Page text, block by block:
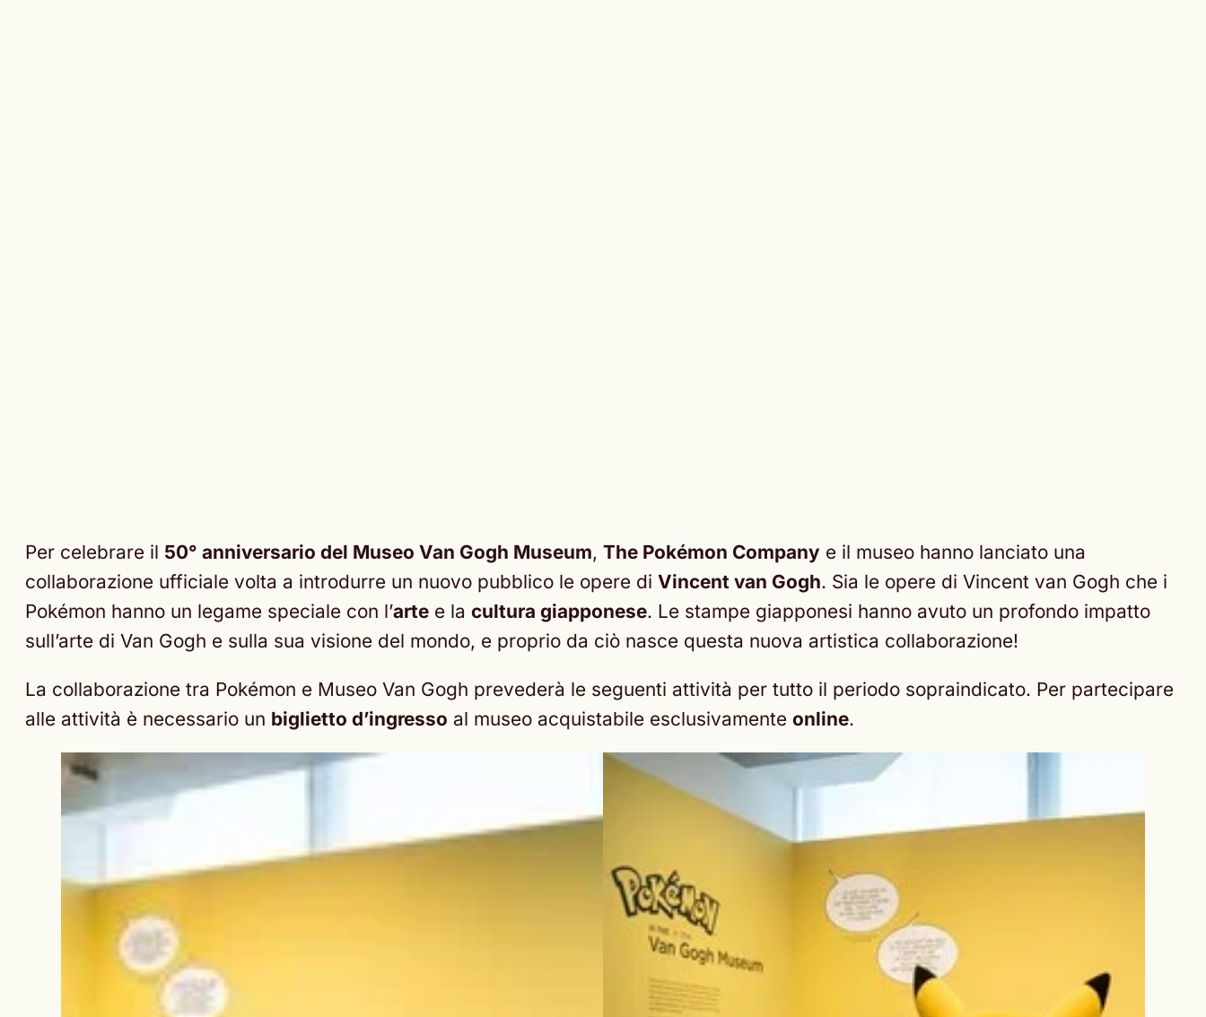
Per celebrare il 50° anniversario del Museo Van Gogh Museum, The Pokémon Company e il museo hanno lanciato una
collaborazione ufficiale volta a introdurre un nuovo pubblico le opere di Vincent van Gogh. Sia le opere di Vincent van Gogh che i
Pokémon hanno un legame speciale con l’arte e la cultura giapponese. Le stampe giapponesi hanno avuto un profondo impatto
sull’arte di Van Gogh e sulla sua visione del mondo, e proprio da ciò nasce questa nuova artistica collaborazione!
La collaborazione tra Pokémon e Museo Van Gogh prevederà le seguenti attività per tutto il periodo sopraindicato. Per partecipare
alle attività è necessario un biglietto d’ingresso al museo acquistabile esclusivamente online.